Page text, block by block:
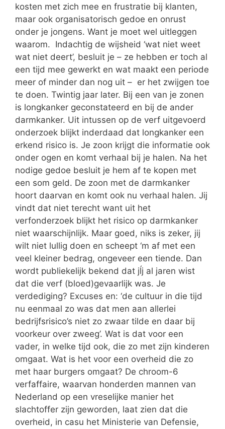
kosten met zich mee en frustratie bij klanten,
maar ook organisatorisch gedoe en onrust
onder je jongens. Want je moet wel uitleggen
waarom. Indachtig de wijsheid ‘wat niet weet
wat niet deert’, besluit je – ze hebben er toch al
een tijd mee gewerkt en wat maakt een periode
meer of minder dan nog uit – er het zwijgen toe
te doen. Twintig jaar later. Bij een van je zonen
is longkanker geconstateerd en bij de ander
darmkanker. Uit intussen op de verf uitgevoerd
onderzoek blijkt inderdaad dat longkanker een
erkend risico is. Je zoon krijgt die informatie ook
onder ogen en komt verhaal bij je halen. Na het
nodige gedoe besluit je hem af te kopen met
een som geld. De zoon met de darmkanker
hoort daarvan en komt ook nu verhaal halen. Jij
vindt dat niet terecht want uit het
verfonderzoek blijkt het risico op darmkanker
niet waarschijnlijk. Maar goed, niks is zeker, jij
wilt niet lullig doen en scheept ‘m af met een
veel kleiner bedrag, ongeveer een tiende. Dan
wordt publiekelijk bekend dat jĺj al jaren wist
dat die verf (bloed)gevaarlijk was. Je
verdediging? Excuses en: ‘de cultuur in die tijd
nu eenmaal zo was dat men aan allerlei
bedrijfsrisico’s niet zo zwaar tilde en daar bij
voorkeur over zweeg’. Wat is dat voor een
vader, in welke tijd ook, die zo met zijn kinderen
omgaat. Wat is het voor een overheid die zo
met haar burgers omgaat? De chroom-6
verfaffaire, waarvan honderden mannen van
Nederland op een vreselijke manier het
slachtoffer zijn geworden, laat zien dat die
overheid, in casu het Ministerie van Defensie,